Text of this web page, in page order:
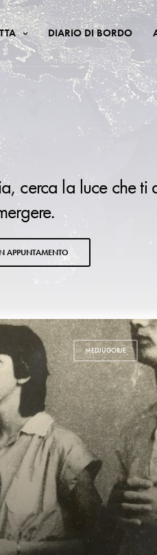
DIARIO DI BORDO
cerca la luce che
APPUNTAMENTO
MEDJUGORJE